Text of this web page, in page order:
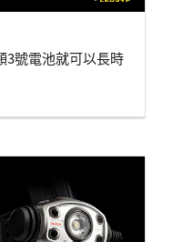
3號電池就可以長時